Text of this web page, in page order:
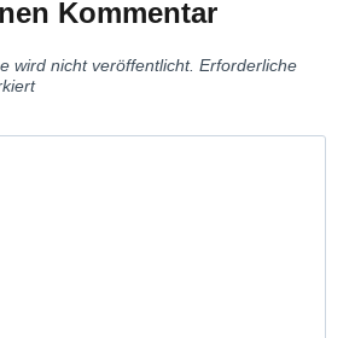
Kommentar
wird nicht veröffentlicht. Erforderliche